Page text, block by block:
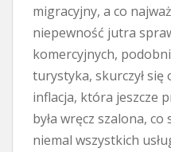
migracyjny, a co
niepewność jutra
komercyjnych,
turystyka, skurczył się
inflacja, która jeszcze
była wręcz szalona,
niemal wszystkich